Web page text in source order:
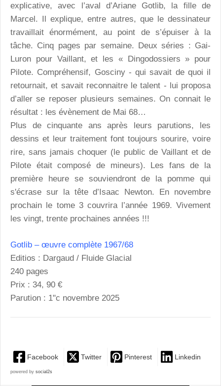
explicative, avec l’aval d’Ariane Gotlib, la fille de
Marcel. Il explique, entre autres, que le dessinateur
travaillait énormément, au point de s’épuiser à la
tâche. Cinq pages par semaine. Deux séries : Gai-
Luron pour Vaillant, et les « Dingodossiers » pour
Pilote. Compréhensif, Gosciny - qui savait de quoi il
retournait, et savait reconnaitre le talent - lui proposa
d’aller se reposer plusieurs semaines. On connait le
résultat : les évènement de Mai 68…
Plus de cinquante ans après leurs parutions, les
dessins et leur traitement font toujours sourire, voire
rire, sans jamais choquer (le public de Vaillant et de
Pilote était composé de mineurs). Les fans de la
première heure se souviendront de la pomme qui
s'écrase sur la tête d’Isaac Newton. En novembre
prochain le tome 3 couvrira l’année 1969. Vivement
les vingt, trente prochaines années !!!
Gotlib – œuvre complète 1967/68
Editios : Dargaud / Fluide Glacial
240 pages
Prix : 34, 90 €
Parution : 1"c novembre 2025
Facebook Twitter Pinterest Linkedin
powered by social2s